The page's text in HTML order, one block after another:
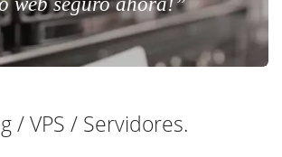
/ VPS / Servidores.